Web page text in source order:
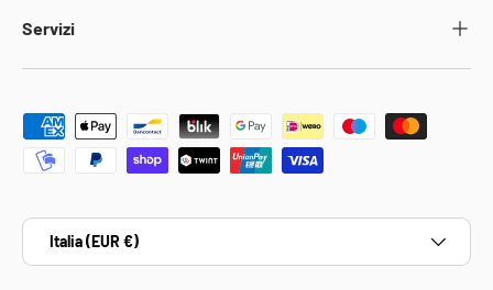
Servizi
Metodi di pagamento accettati
Paese/Regione
Italia (EUR €)